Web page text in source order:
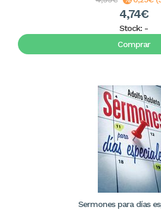
4,74€
Stock: -
Comprar
Sermones para días